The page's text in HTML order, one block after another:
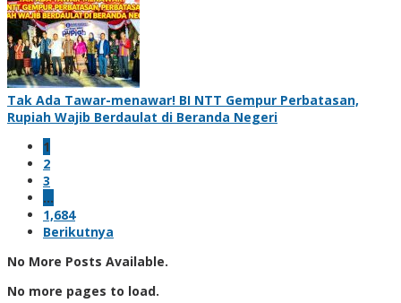
Tak Ada Tawar-menawar! BI NTT Gempur Perbatasan,
Rupiah Wajib Berdaulat di Beranda Negeri
1
2
3
…
1,684
Berikutnya
No More Posts Available.
No more pages to load.